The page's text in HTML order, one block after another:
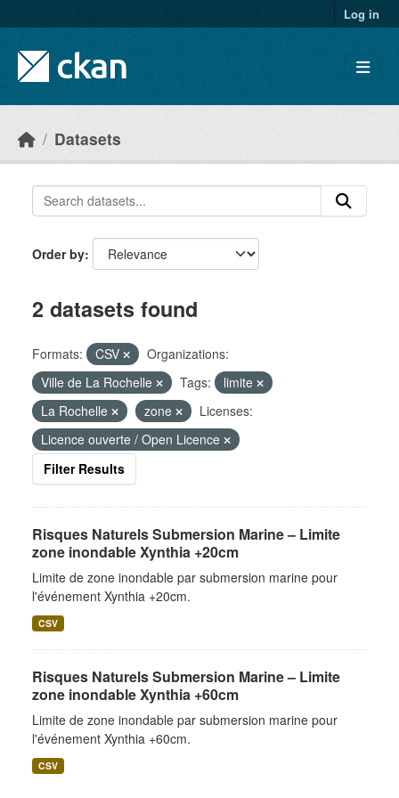
Log in
Datasets
Order by
2 datasets found
Formats: CSV
Organizations:
Ville de La Rochelle
Tags:
limite
La Rochelle
zone
Licenses:
Licence ouverte / Open Licence
Filter Results
Risques Naturels Submersion Marine – Limite
zone inondable Xynthia +20cm
Limite de zone inondable par submersion marine pour
l'événement Xynthia +20cm.
CSV
Risques Naturels Submersion Marine – Limite
zone inondable Xynthia +60cm
Limite de zone inondable par submersion marine pour
l'événement Xynthia +60cm.
CSV